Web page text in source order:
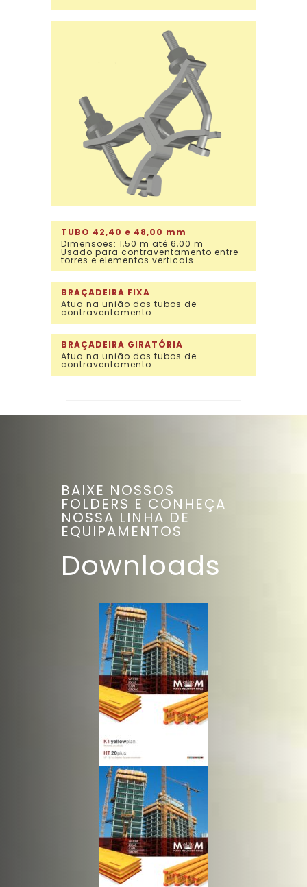
TUBO 42,40 e 48,00 mm
Dimensões: 1,50 m até 6,00 m
Usado para contraventamento entre
torres e elementos verticais.
BRAÇADEIRA FIXA
Atua na união dos tubos de
contraventamento.
BRAÇADEIRA GIRATÓRIA
Atua na união dos tubos de
contraventamento.
BAIXE NOSSOS
FOLDERS E CONHEÇA
NOSSA LINHA DE
EQUIPAMENTOS
Downloads